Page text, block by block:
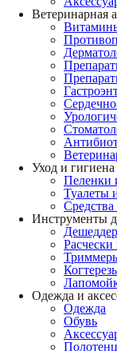
Ветеринарная
Уход и гигиена
Пеленки
Туалеты
Инструменты
Одежда и
Одежда
Обувь